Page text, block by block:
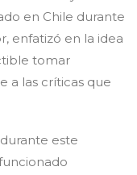
en Chile durante
enfatizó en la idea
tomar
a las críticas que
este